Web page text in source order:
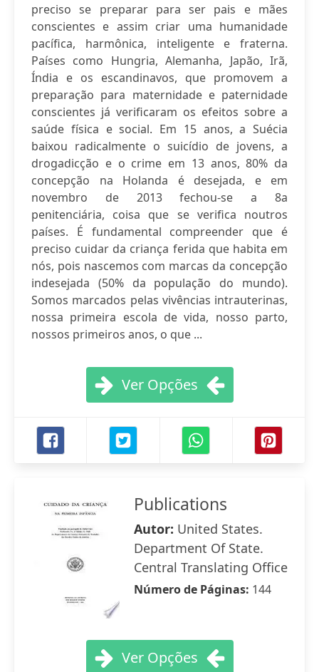
preciso se preparar para ser pais e mães
conscientes e assim criar uma humanidade
pacífica, harmônica, inteligente e fraterna.
Países como Hungria, Alemanha, Japão, Irã,
Índia e os escandinavos, que promovem a
preparação para maternidade e paternidade
conscientes já verificaram os efeitos sobre a
saúde física e social. Em 15 anos, a Suécia
baixou radicalmente o suicídio de jovens, a
drogadicção e o crime em 13 anos, 80% da
concepção na Holanda é desejada, e em
novembro de 2013 fechou-se a 8a
penitenciária, coisa que se verifica noutros
países. É fundamental compreender que é
preciso cuidar da criança ferida que habita em
nós, pois nascemos com marcas da concepção
indesejada (50% da população do mundo).
Somos marcados pelas vivências intrauterinas,
nossa primeira escola de vida, nosso parto,
nossos primeiros anos, o que ...
Ver Opções
Publications
Autor: United States.
Department Of State.
Central Translating Office
Número de Páginas: 144
Ver Opções